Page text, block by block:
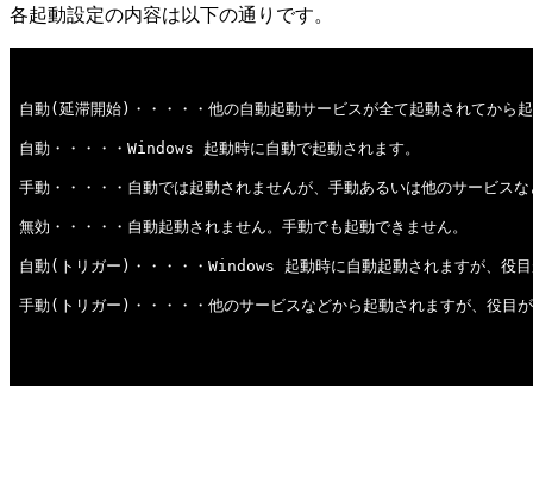
各起動設定の内容は以下の通りです。
自動(延滞開始)・・・・・他の自動起動サービスが全て起動されてから
自動・・・・・Windows 起動時に自動で起動されます。
手動・・・・・自動では起動されませんが、手動あるいは他のサービス
無効・・・・・自動起動されません。手動でも起動できません。
自動(トリガー)・・・・・Windows 起動時に自動起動されますが、役
手動(トリガー)・・・・・他のサービスなどから起動されますが、役目